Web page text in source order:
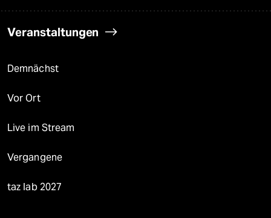
Veranstaltungen
Demnächst
Vor Ort
Live im Stream
Vergangene
taz lab 2027